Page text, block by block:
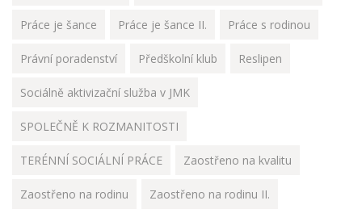
Práce je šance Práce je šance II. Práce s rodinou
Právní poradenství Předškolní klub Reslipen
Sociálně aktivizační služba v JMK
SPOLEČNĚ K ROZMANITOSTI
TERÉNNÍ SOCIÁLNÍ PRÁCE Zaostřeno na kvalitu
Zaostřeno na rodinu Zaostřeno na rodinu II.